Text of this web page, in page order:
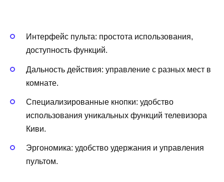
Интерфейс пульта: простота использования,
доступность функций.
Дальность действия: управление с разных мест в
комнате.
Специализированные кнопки: удобство
использования уникальных функций телевизора
Киви.
Эргономика: удобство удержания и управления
пультом.